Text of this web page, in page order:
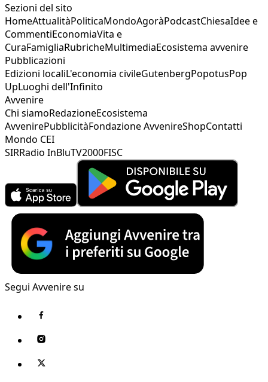
Sezioni del sito
HomeAttualitàPoliticaMondoAgoràPodcastChiesaIdee e
CommentiEconomiaVita e
CuraFamigliaRubricheMultimediaEcosistema avvenire
Pubblicazioni
Edizioni localiL'economia civileGutenbergPopotusPop
UpLuoghi dell'Infinito
Avvenire
Chi siamoRedazioneEcosistema
AvvenirePubblicitàFondazione AvvenireShopContatti
Mondo CEI
SIRRadio InBluTV2000FISC
Segui Avvenire su